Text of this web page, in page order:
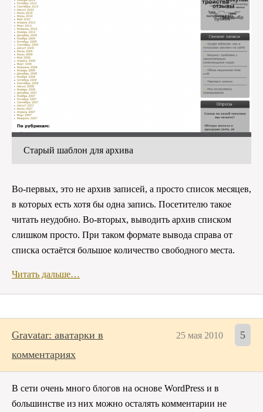
Старый шаблон для архива
Во-первых, это не архив записей, а просто список месяцев,
в которых есть хотя бы одна запись. Посетителю такое
читать неудобно. Во-вторых, выводить архив списком
слишком просто. При таком формате вывода справа от
списка остаётся большое количество свободного места.
Читать дальше…
25 мая 2010 5
Gravatar: аватарки в
комментариях
В сети очень много блогов на основе WordPress и в
большинстве из них можно осталять комментарии не